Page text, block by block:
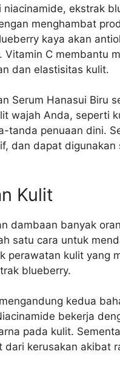
niacinamide, ekstrak
menghambat
kaya akan
C membantu
dan elastisitas kulit.
Serum Hanasui Biru
wajah Anda, seperti
tanda penuaan dini.
dan dapat
Kulit
dambaan banyak
satu cara untuk
perawatan kulit yang
blueberry.
kedua
bekerja
pada kulit.
dari kerusakan akibat